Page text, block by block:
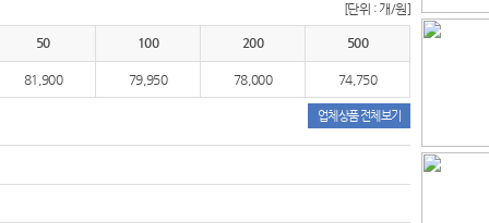
[단위 : 개/원]
50 100 200 500
81,900 79,950 78,000 74,750
업체상품 전체보기